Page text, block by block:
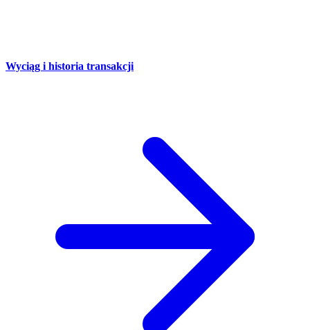
Wyciąg i historia transakcji